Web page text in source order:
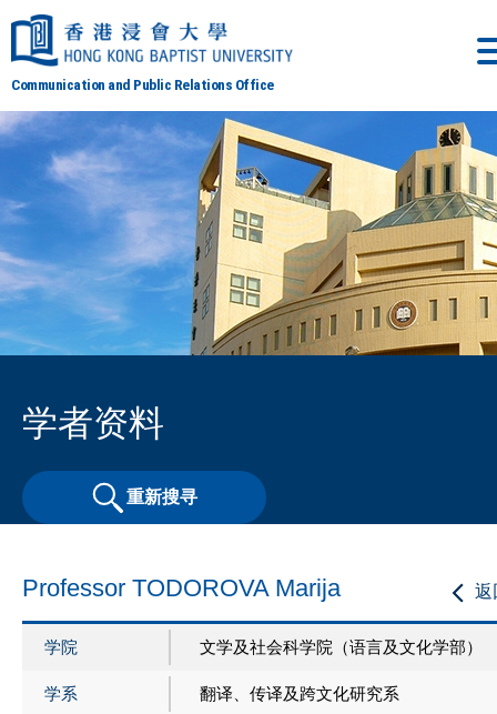
Communication and Public Relations Office
学者资料
重新搜寻
返
Professor TODOROVA Marija
学院 文学及社会科学院（语言及文化学部）
学系 翻译、传译及跨文化研究系